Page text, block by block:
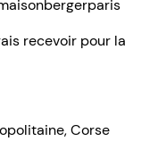
recevoir pour la
Corse